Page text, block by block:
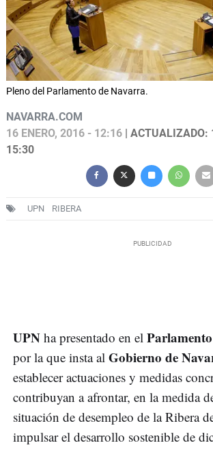
Pleno del Parlamento de Navarra.
NAVARRA.COM
16 ENERO, 2016 - 12:16 | ACTUALIZADO:
15:30
UPN RIBERA
UPN ha presentado en el Parlamento
por la que insta al Gobierno de
establecer actuaciones y medidas
contribuyan a afrontar, en la medida
situación de desempleo de la Ribera
impulsar el desarrollo sostenible de